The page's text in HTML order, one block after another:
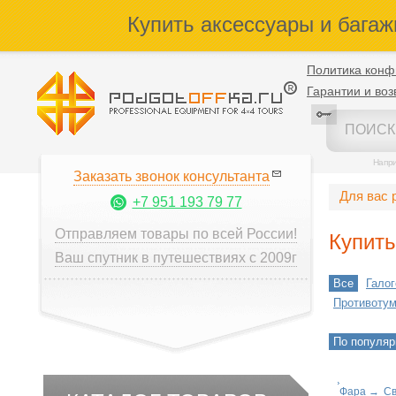
Купить аксессуары и
Политика
Гарантии и
Заказать звонок консультанта
+7 951 193 79 77
Отправляем товары по всей России!
Ваш спутник в путешествиях с 2009г
Для вас
Все
По
Фара →